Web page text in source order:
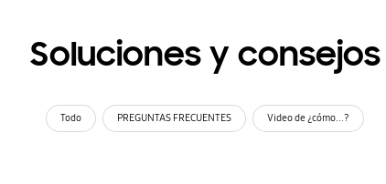
Soluciones y consejos
Todo PREGUNTAS FRECUENTES Video de ¿cómo...?